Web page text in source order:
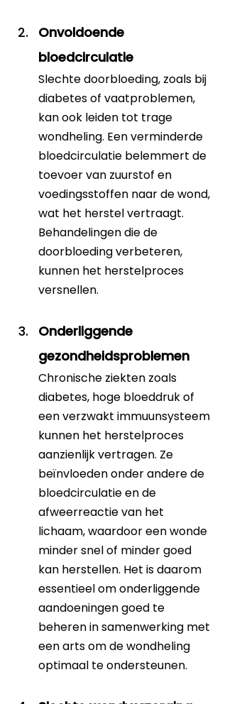
Onvoldoende
bloedcirculatie
Slechte doorbloeding, zoals bij
diabetes of vaatproblemen,
kan ook leiden tot trage
wondheling. Een verminderde
bloedcirculatie belemmert de
toevoer van zuurstof en
voedingsstoffen naar de wond,
wat het herstel vertraagt.
Behandelingen die de
doorbloeding verbeteren,
kunnen het herstelproces
versnellen.
Onderliggende
gezondheidsproblemen
Chronische ziekten zoals
diabetes, hoge bloeddruk of
een verzwakt immuunsysteem
kunnen het herstelproces
aanzienlijk vertragen. Ze
beïnvloeden onder andere de
bloedcirculatie en de
afweerreactie van het
lichaam, waardoor een wonde
minder snel of minder goed
kan herstellen. Het is daarom
essentieel om onderliggende
aandoeningen goed te
beheren in samenwerking met
een arts om de wondheling
optimaal te ondersteunen.